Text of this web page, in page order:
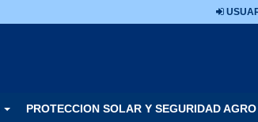
PROTECCION SOLAR Y SEGURIDAD